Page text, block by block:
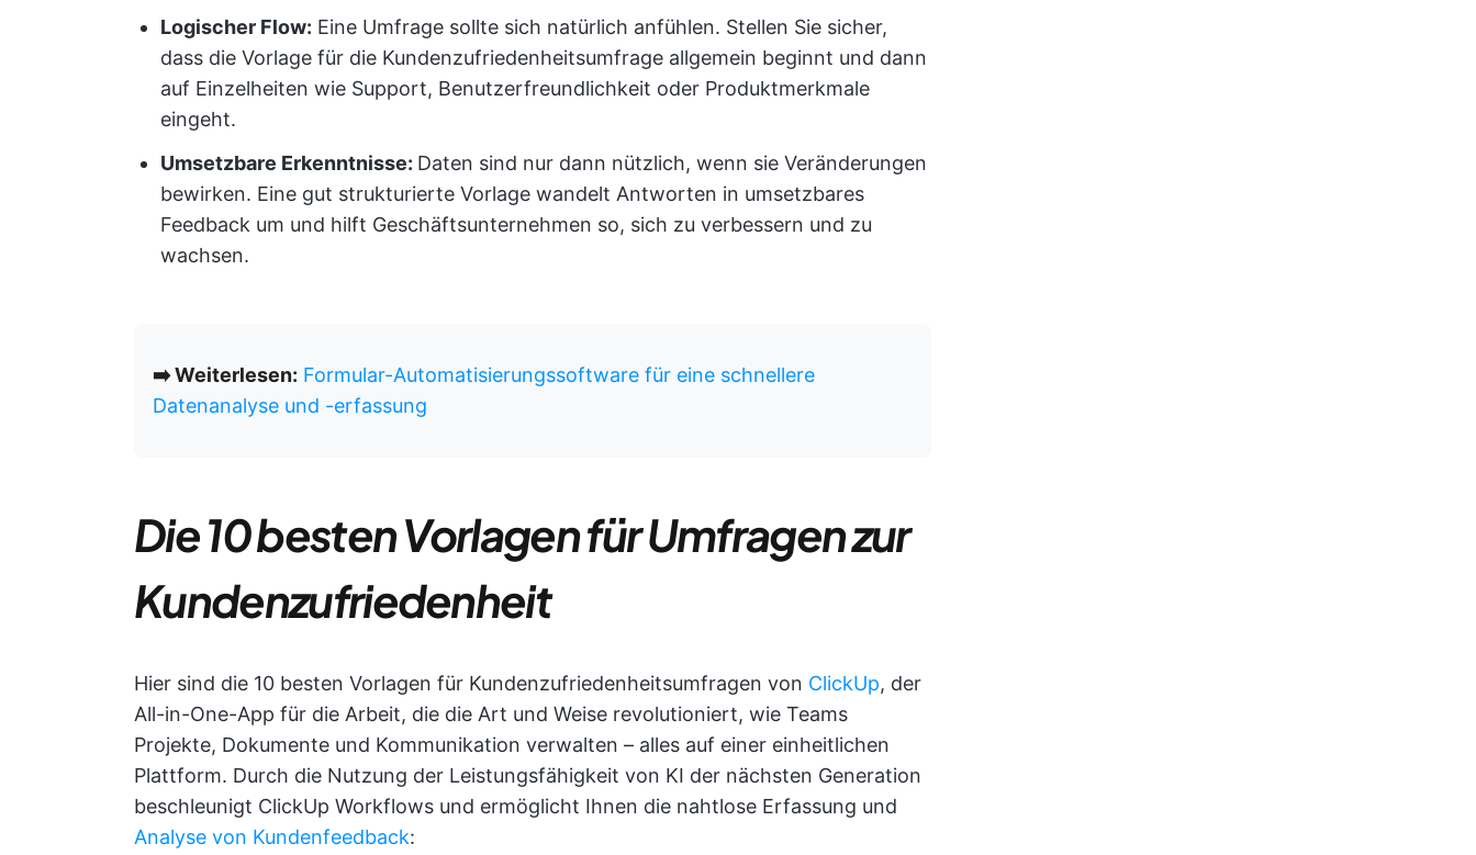
Logischer Flow: Eine Umfrage sollte sich natürlich anfühlen. Stellen Sie sicher,
dass die Vorlage für die Kundenzufriedenheitsumfrage allgemein beginnt und dann
auf Einzelheiten wie Support, Benutzerfreundlichkeit oder Produktmerkmale
eingeht.
Umsetzbare Erkenntnisse: Daten sind nur dann nützlich, wenn sie Veränderungen
bewirken. Eine gut strukturierte Vorlage wandelt Antworten in umsetzbares
Feedback um und hilft Geschäftsunternehmen so, sich zu verbessern und zu
wachsen.
➡️ Weiterlesen: Formular-Automatisierungssoftware für eine schnellere
Datenanalyse und -erfassung
Die 10 besten Vorlagen für Umfragen zur
Kundenzufriedenheit
Hier sind die 10 besten Vorlagen für Kundenzufriedenheitsumfragen von ClickUp, der
All-in-One-App für die Arbeit, die die Art und Weise revolutioniert, wie Teams
Projekte, Dokumente und Kommunikation verwalten – alles auf einer einheitlichen
Plattform. Durch die Nutzung der Leistungsfähigkeit von KI der nächsten Generation
beschleunigt ClickUp Workflows und ermöglicht Ihnen die nahtlose Erfassung und
Analyse von Kundenfeedback: